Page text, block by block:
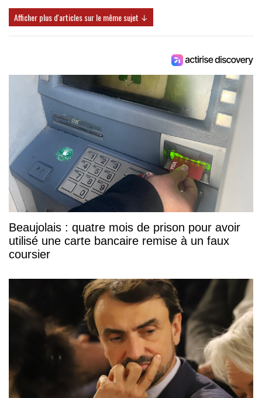
Afficher plus d'articles sur le même sujet ↓
Beaujolais : quatre mois de prison pour avoir
utilisé une carte bancaire remise à un faux
coursier